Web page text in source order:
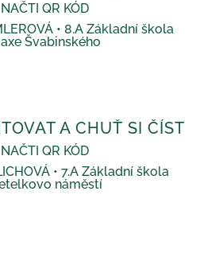
NAČTI QR KÓD
• 8.A Základní škola
Švabinského
A CHUŤ SI ČÍST
NAČTI QR KÓD
• 7.A Základní škola
náměstí